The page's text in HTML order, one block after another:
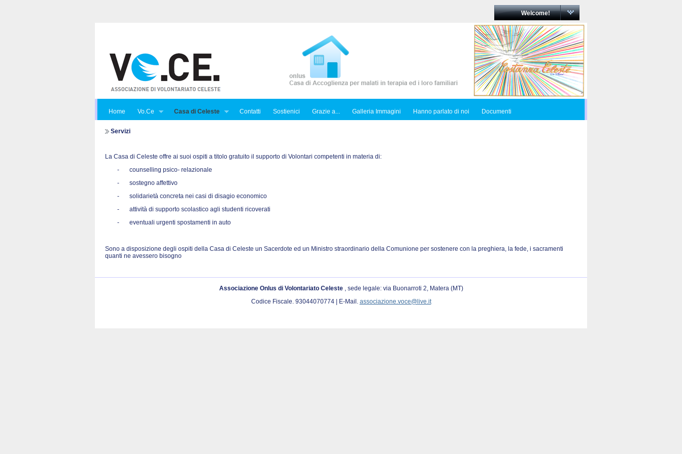
Welcome!
Home Vo.Ce Casa di Celeste Contatti Sostienici Grazie a... Galleria Immagini Hanno parlato di noi Documenti
Servizi
La Casa di Celeste offre ai suoi ospiti a titolo gratuito il supporto di Volontari competenti in materia di:
-
counselling psico- relazionale
-
sostegno affettivo
-
solidarietà concreta nei casi di disagio economico
-
attività di supporto scolastico agli studenti ricoverati
-
eventuali urgenti spostamenti in auto
Sono a disposizione degli ospiti della Casa di Celeste un Sacerdote ed un Ministro straordinario della Comunione per sostenere con la preghiera, la fede, i sacramenti
quanti ne avessero bisogno
Associazione Onlus di Volontariato Celeste , sede legale: via Buonarroti 2, Matera (MT)
Codice Fiscale. 93044070774 | E-Mail. associazione.voce@live.it